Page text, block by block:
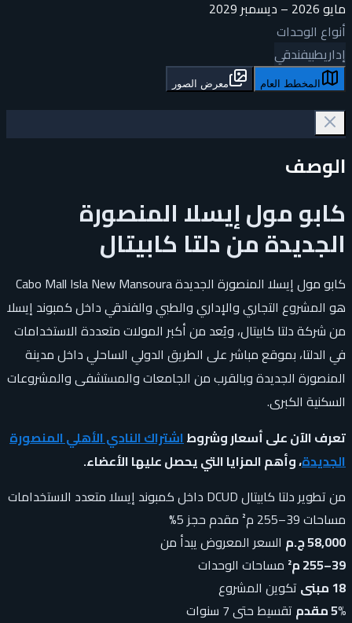
مايو 2026 – ديسمبر 2029
أنواع الوحدات
إداريطبيفندقي
المخطط العام معرض الصور
الوصف
كابو مول إيسلا المنصورة
الجديدة من دلتا كابيتال
كابو مول إيسلا المنصورة الجديدة Cabo Mall Isla New Mansoura
هو المشروع التجاري والإداري والطبي والفندقي داخل كمبوند إيسلا
من شركة دلتا كابيتال، ويُعد من أكبر المولات متعددة الاستخدامات
في الدلتا، بموقع مباشر على الطريق الدولي الساحلي داخل مدينة
المنصورة الجديدة وبالقرب من الجامعات والمستشفى والمشروعات
السكنية الكبرى.
تعرف الآن على أسعار وشروطاشتراك النادي الأهلي المنصورة
الجديدة، وأهم المزايا التي يحصل عليها الأعضاء.
من تطوير دلتا كابيتال DCUD
داخل كمبوند إيسلامتعدد الاستخدامات
مساحات 39–255 م²
مقدم حجز 5%
58,000 ج.م
السعر المعروض يبدأ من
39–255 م²
مساحات الوحدات
18 مبنى
تكوين المشروع
5% مقدم
تقسيط حتى 7 سنوات